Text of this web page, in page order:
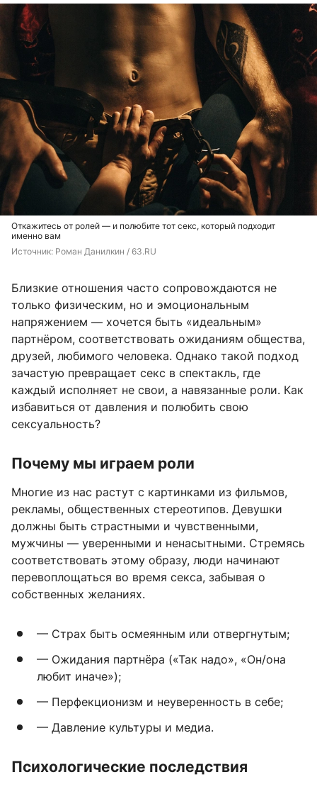
Откажитесь от ролей — и полюбите тот секс, который подходит
именно вам
Источник: Роман Данилкин / 63.RU
Близкие отношения часто сопровождаются не
только физическим, но и эмоциональным
напряжением — хочется быть «идеальным»
партнёром, соответствовать ожиданиям общества,
друзей, любимого человека. Однако такой подход
зачастую превращает секс в спектакль, где
каждый исполняет не свои, а навязанные роли. Как
избавиться от давления и полюбить свою
сексуальность?
Почему мы играем роли
Многие из нас растут с картинками из фильмов,
рекламы, общественных стереотипов. Девушки
должны быть страстными и чувственными,
мужчины — уверенными и ненасытными. Стремясь
соответствовать этому образу, люди начинают
перевоплощаться во время секса, забывая о
собственных желаниях.
— Страх быть осмеянным или отвергнутым;
— Ожидания партнёра («Так надо», «Он/она
любит иначе»);
— Перфекционизм и неуверенность в себе;
— Давление культуры и медиа.
Психологические последствия